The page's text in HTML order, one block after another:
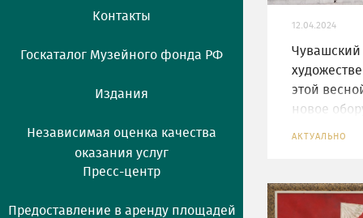
Контакты
Госкаталог Музейного фонда РФ
Издания
Независимая оценка качества
оказания услуг
Пресс-центр
Предоставление в аренду площадей
12.04.2024
Чувашский
этой
новое
АКТУАЛЬНО